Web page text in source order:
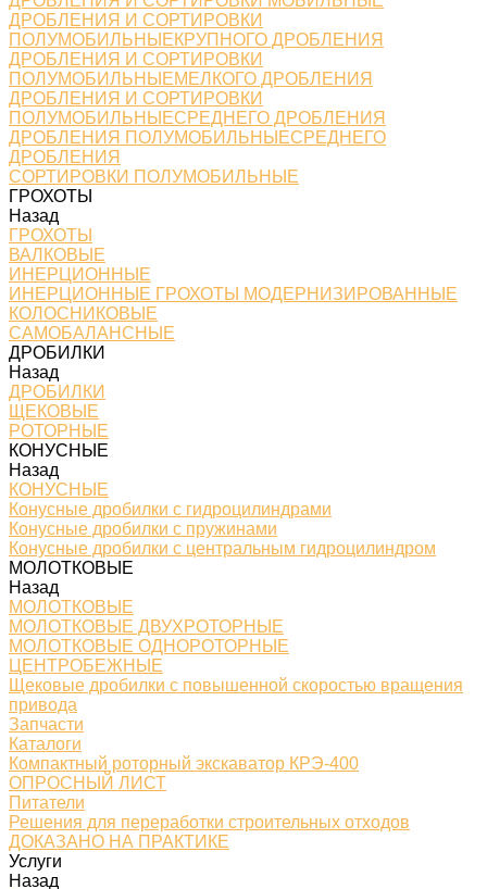
ДРОБЛЕНИЯ И СОРТИРОВКИ
ПОЛУМОБИЛЬНЫЕКРУПНОГО ДРОБЛЕНИЯ
ДРОБЛЕНИЯ И СОРТИРОВКИ
ПОЛУМОБИЛЬНЫЕМЕЛКОГО ДРОБЛЕНИЯ
ДРОБЛЕНИЯ И СОРТИРОВКИ
ПОЛУМОБИЛЬНЫЕСРЕДНЕГО ДРОБЛЕНИЯ
ДРОБЛЕНИЯ ПОЛУМОБИЛЬНЫЕСРЕДНЕГО
ДРОБЛЕНИЯ
СОРТИРОВКИ ПОЛУМОБИЛЬНЫЕ
ГРОХОТЫ
Назад
ГРОХОТЫ
ВАЛКОВЫЕ
ИНЕРЦИОННЫЕ
ИНЕРЦИОННЫЕ ГРОХОТЫ МОДЕРНИЗИРОВАННЫЕ
КОЛОСНИКОВЫЕ
САМОБАЛАНСНЫЕ
ДРОБИЛКИ
Назад
ДРОБИЛКИ
ЩЕКОВЫЕ
РОТОРНЫЕ
КОНУСНЫЕ
Назад
КОНУСНЫЕ
Конусные дробилки с гидроцилиндрами
Конусные дробилки с пружинами
Конусные дробилки с центральным гидроцилиндром
МОЛОТКОВЫЕ
Назад
МОЛОТКОВЫЕ
МОЛОТКОВЫЕ ДВУХРОТОРНЫЕ
МОЛОТКОВЫЕ ОДНОРОТОРНЫЕ
ЦЕНТРОБЕЖНЫЕ
Щековые дробилки с повышенной скоростью вращения
привода
Запчасти
Каталоги
Компактный роторный экскаватор КРЭ-400
ОПРОСНЫЙ ЛИСТ
Питатели
Решения для переработки строительных отходов
ДОКАЗАНО НА ПРАКТИКЕ
Услуги
Назад